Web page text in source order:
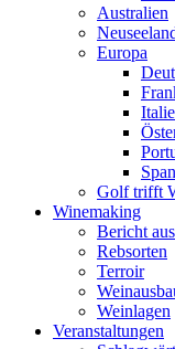
Australien
Europa
Golf trifft
Winemaking
Bericht
Rebsorten
Terroir
Weinlagen
Veranstaltungen